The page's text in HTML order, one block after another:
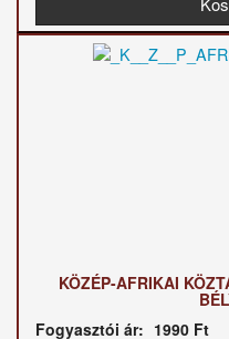
KÖZÉP-AFRIKAI
Fogyasztói ár: 1990 Ft